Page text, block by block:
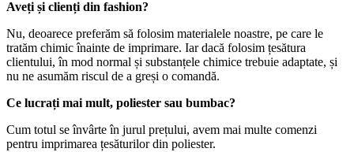
Aveți și clienți din fashion?
Nu, deoarece preferăm să folosim materialele noastre, pe care le
tratăm chimic înainte de imprimare. Iar dacă folosim țesătura
clientului, în mod normal și substanțele chimice trebuie adaptate, și
nu ne asumăm riscul de a greși o comandă.
Ce lucrați mai mult, poliester sau bumbac?
Cum totul se învârte în jurul prețului, avem mai multe comenzi
pentru imprimarea țesăturilor din poliester.